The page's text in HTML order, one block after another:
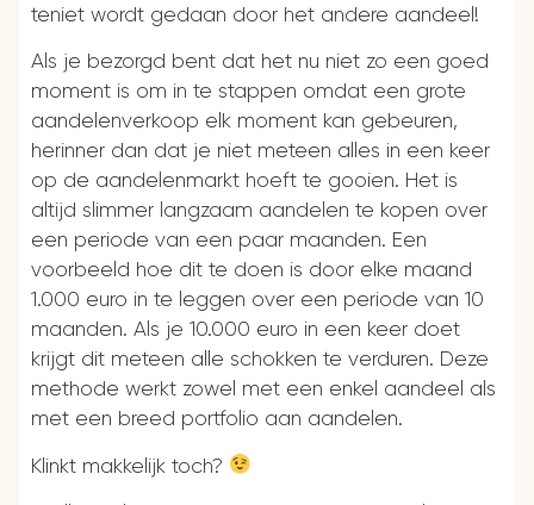
teniet wordt gedaan door het andere aandeel!
Als je bezorgd bent dat het nu niet zo een goed
moment is om in te stappen omdat een grote
aandelenverkoop elk moment kan gebeuren,
herinner dan dat je niet meteen alles in een keer
op de aandelenmarkt hoeft te gooien. Het is
altijd slimmer langzaam aandelen te kopen over
een periode van een paar maanden. Een
voorbeeld hoe dit te doen is door elke maand
1.000 euro in te leggen over een periode van 10
maanden. Als je 10.000 euro in een keer doet
krijgt dit meteen alle schokken te verduren. Deze
methode werkt zowel met een enkel aandeel als
met een breed portfolio aan aandelen.
Klinkt makkelijk toch?